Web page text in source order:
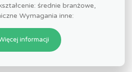
średnie branżowe,
Wymagania inne:
informacji